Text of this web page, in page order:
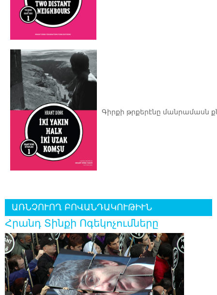
Գիրքի թրքերէնը մանրամասն
ԱՌՆՉՈՒՈՂ ԲՈՎԱՆԴԱԿՈՒԹԻՒՆ
Հրանդ Տինքի Ոգեկոչումները